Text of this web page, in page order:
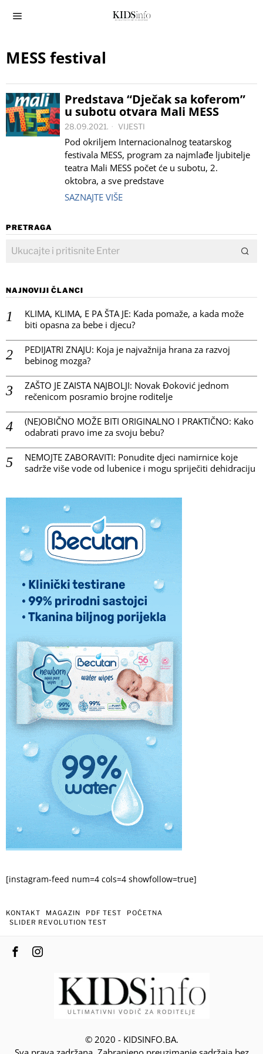
MESS festival
Predstava “Dječak sa koferom”
u subotu otvara Mali MESS
28.09.2021. VIJESTI
Pod okriljem Internacionalnog teatarskog
festivala MESS, program za najmlađe ljubitelje
teatra Mali MESS počet će u subotu, 2.
oktobra, a sve predstave
SAZNAJTE VIŠE
PRETRAGA
NAJNOVIJI ČLANCI
KLIMA, KLIMA, E PA ŠTA JE: Kada pomaže, a kada može
biti opasna za bebe i djecu?
PEDIJATRI ZNAJU: Koja je najvažnija hrana za razvoj
bebinog mozga?
ZAŠTO JE ZAISTA NAJBOLJI: Novak Đoković jednom
rečenicom posramio brojne roditelje
(NE)OBIČNO MOŽE BITI ORIGINALNO I PRAKTIČNO: Kako
odabrati pravo ime za svoju bebu?
NEMOJTE ZABORAVITI: Ponudite djeci namirnice koje
sadrže više vode od lubenice i mogu spriječiti dehidraciju
[instagram-feed num=4 cols=4 showfollow=true]
KONTAKT MAGAZIN PDF TEST
POČETNA
SLIDER REVOLUTION TEST
© 2020 - KIDSINFO.BA.